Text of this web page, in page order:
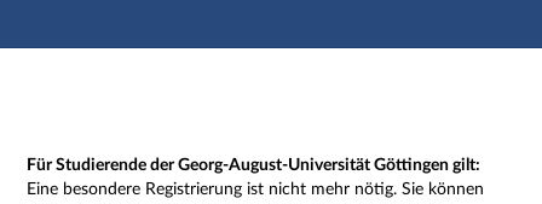
Hauptnavigation
Impressum
Für Studierende der Georg-August-Universität Göttingen gilt:
Eine besondere Registrierung ist nicht mehr nötig. Sie können